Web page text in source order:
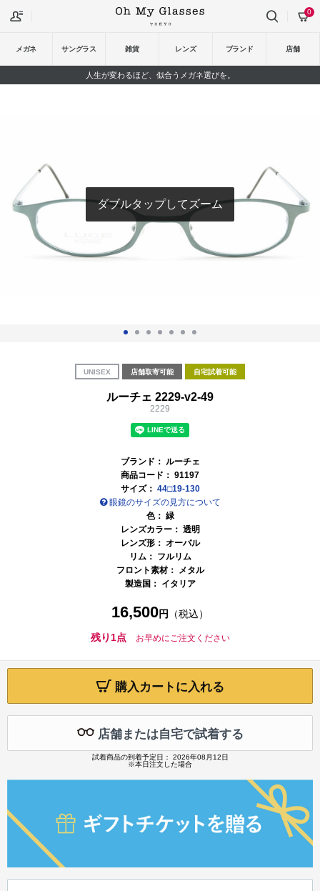
メガネ サングラス 雑貨 レンズ ブランド 店舗
0
人生が変わるほど、似合うメガネ選びを。
ダブルタップしてズーム
UNISEX 店舗取寄可能 自宅試着可能
ルーチェ 2229-v2-49
2229
ブランド： ルーチェ
商品コード： 91197
サイズ： 44□19-130
眼鏡のサイズの見方について
色： 緑
レンズカラー： 透明
レンズ形： オーバル
リム： フルリム
フロント素材： メタル
製造国： イタリア
16,500円 （税込）
残り1点 お早めにご注文ください
購入カートに入れる
店舗または自宅で試着する
試着商品の到着予定日： 2026年08月12日
※本日注文した場合